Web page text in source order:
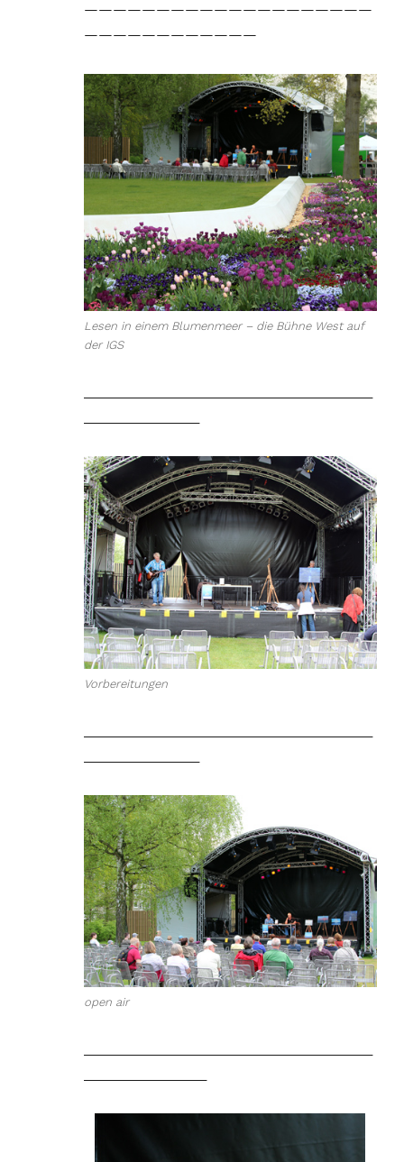
————————————————————
————————————
Lesen in einem Blumenmeer – die Bühne West auf
der IGS
Vorbereitungen
open air
________________________________________
_________________